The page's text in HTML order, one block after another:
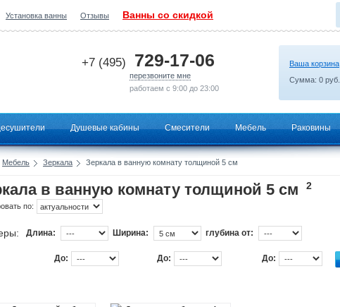
Установка ванны Отзывы Ванны со скидкой
+7 (495) 729-17-06
перезвоните мне
работаем с 9:00 до 23:00
Ваша корзина
Сумма: 0 руб.
Душевые кабины Смесители Мебель Раковины
Мебель Зеркала Зеркала в ванную комнату толщиной 5 см
в ванную комнату толщиной 5 см 2
по:
Длина: Ширина: глубина от:
До: До: До: